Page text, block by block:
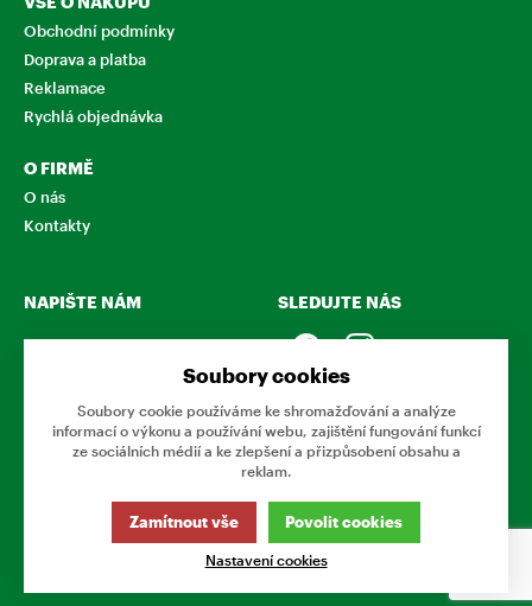
Obchodní podmínky
Doprava a platba
Reklamace
Rychlá objednávka
O FIRMĚ
O nás
Kontakty
NAPIŠTE NÁM
našich produktech nebo e-
shopu? Neváhejte napsat.
CHCI NAPSAT ZPRÁVU
SLEDUJTE NÁS
Tato stránka používá soubory cookies. Klikněte pro více
© 2026 Eshop Podnikovka
Soubory cookies
Soubory cookie používáme ke shromažďování a analýze
informací o výkonu a používání webu, zajištění fungování funkcí
ze sociálních médií a ke zlepšení a přizpůsobení obsahu a
reklam.
Zamítnout vše Povolit cookies
Nastavení cookies